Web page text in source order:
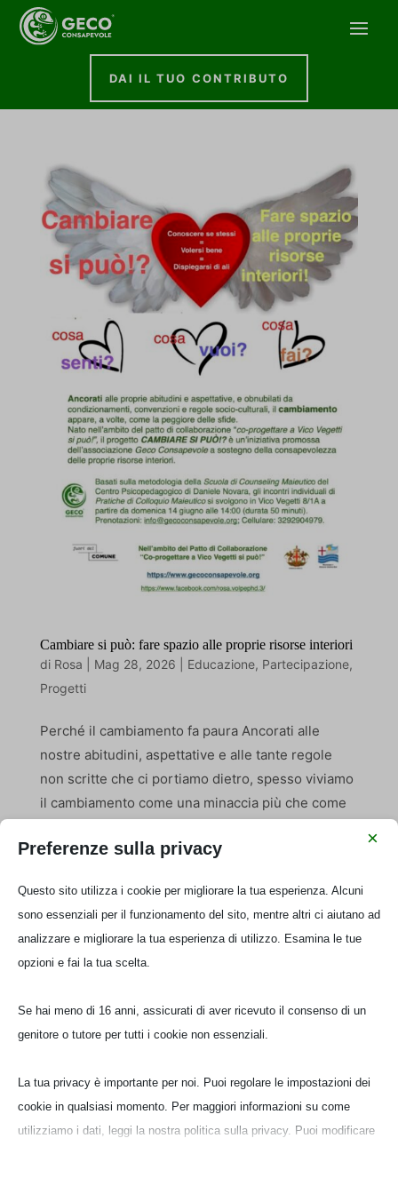
DAI IL TUO CONTRIBUTO
Cambiare si può: fare spazio alle proprie risorse interiori
di Rosa Mag 28, 2026 Educazione, Partecipazione,
Progetti
Perché il cambiamento fa paura Ancorati alle
nostre abitudini, aspettative e alle tante regole
non scritte che ci portiamo dietro, spesso viviamo
il cambiamento come una minaccia più che come
conosciamo bene, anche quando...
Cerca
Recent Posts
Open Space all’Adolescenza: un laboratorio per chi
sta crescendo nel cuore di Genova
interiori
L’Arte del Sentire: laboratorio esperienziale per
tutta la famiglia
Preferenze sulla privacy ×
Questo sito utilizza i cookie per migliorare la tua esperienza. Alcuni
sono essenziali per il funzionamento del sito, mentre altri ci aiutano ad
analizzare e migliorare la tua esperienza di utilizzo. Esamina le tue
opzioni e fai la tua scelta.
Se hai meno di 16 anni, assicurati di aver ricevuto il consenso di un
genitore o tutore per tutti i cookie non essenziali.
La tua privacy è importante per noi. Puoi regolare le impostazioni dei
cookie in qualsiasi momento. Per maggiori informazioni su come
utilizziamo i dati, leggi la nostra politica sulla privacy. Puoi modificare